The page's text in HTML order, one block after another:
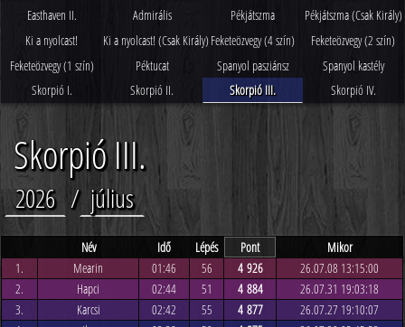
Easthaven II.
Admirális Pékjátszma
Pékjátszma (Csak Király)
Ki a nyolcast!
Ki a nyolcast! (Csak Király)Feketeözvegy (4 szín)
Feketeözvegy (2 szín)
Feketeözvegy (1 szín)
Péktucat Spanyol pasziánsz
Spanyol kastély
Skorpió I.
Skorpió II. Skorpió III. Skorpió IV.
Skorpió III.
2026 / július
Név Idő Lépés Pont
Mikor
1.
Mearin 01:46 56 4 926
26.07.08 13:15:00
2.
Hapci 02:44 51 4 884
26.07.31 19:03:18
3.
Karcsi 02:42 55 4 877
26.07.27 19:10:07